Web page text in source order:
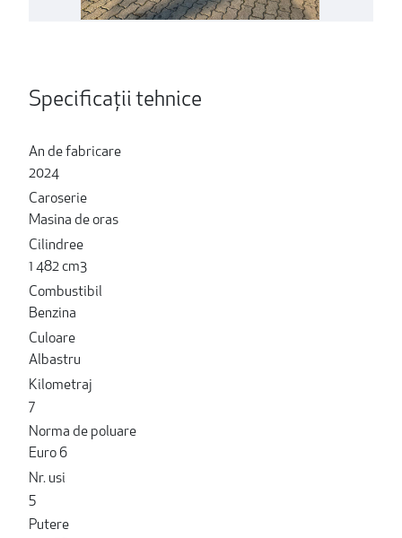
Specificații tehnice
An de fabricare
2024
Caroserie
Masina de oras
Cilindree
1 482 cm3
Combustibil
Benzina
Culoare
Albastru
Kilometraj
7
Norma de poluare
Euro 6
Nr. usi
5
Putere